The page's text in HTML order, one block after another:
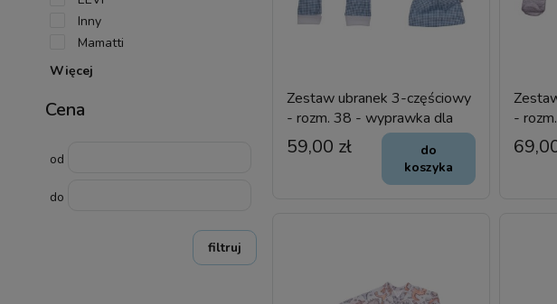
Inny
Mamatti
Więcej
Cena
od
do
filtruj
Zestaw ubranek 3-częściowy
- rozm. 38 - wyprawka dla
wcześniaka
59,00 zł
do
koszyka
-